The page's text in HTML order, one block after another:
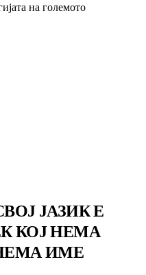
на големото
ЈАЗИК Е
КОЈ НЕМА
ИМЕ